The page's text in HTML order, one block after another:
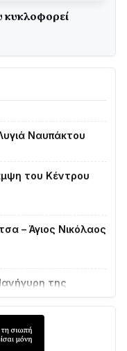
κυκλοφορεί
Δωρίδας:
Γολέμι
στο Δήμο Αγρινίου